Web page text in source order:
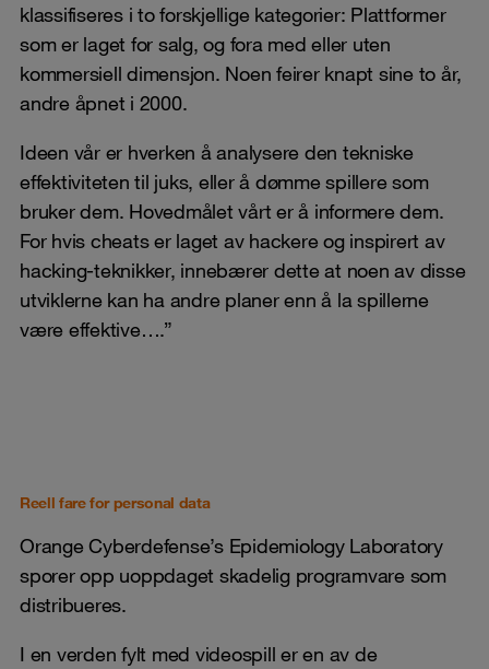
klassifiseres i to forskjellige kategorier: Plattformer
som er laget for salg, og fora med eller uten
kommersiell dimensjon. Noen feirer knapt sine to år,
andre åpnet i 2000.
Ideen vår er hverken å analysere den tekniske
effektiviteten til juks, eller å dømme spillere som
bruker dem. Hovedmålet vårt er å informere dem.
For hvis cheats er laget av hackere og inspirert av
hacking-teknikker, innebærer dette at noen av disse
utviklerne kan ha andre planer enn å la spillerne
være effektive….”
Reell fare for personal data
Orange Cyberdefense’s Epidemiology Laboratory
sporer opp uoppdaget skadelig programvare som
distribueres.
I en verden fylt med videospill er en av de